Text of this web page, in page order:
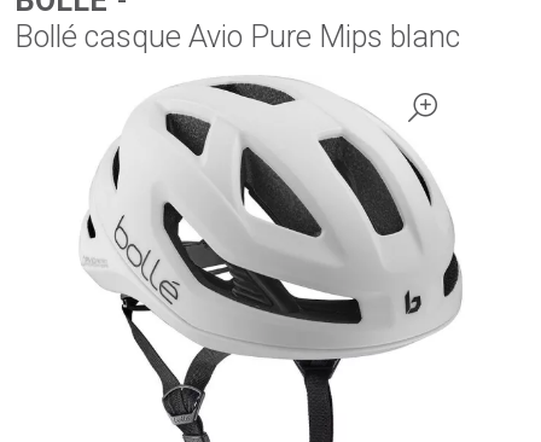
Bollé casque Avio Pure Mips blanc